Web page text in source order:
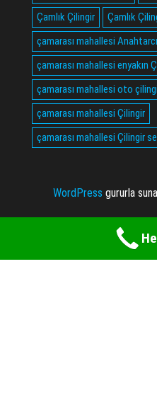
Çamlık Çilingir
Çamlık
çamarası mahallesi Anahtarcı
çamarası mahallesi enyakın
çamarası mahallesi oto
çamarası mahallesi Çilingir
çamarası mahallesi Çilingir
WordPress gururla